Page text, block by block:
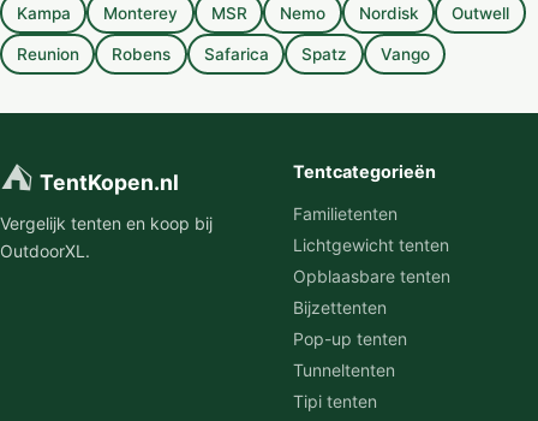
Kampa Monterey MSR Nemo Nordisk Outwell
Reunion Robens Safarica Spatz Vango
⛺ TentKopen.nl
Vergelijk tenten en koop bij
OutdoorXL.
Tentcategorieën
Familietenten
Lichtgewicht tenten
Opblaasbare tenten
Bijzettenten
Pop-up tenten
Tunneltenten
Tipi tenten